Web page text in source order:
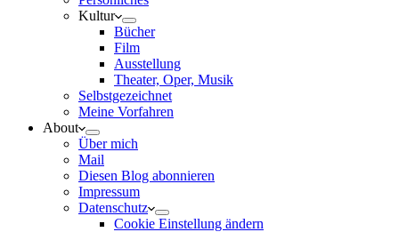
Kultur
Bücher
Film
Ausstellung
Theater, Oper, Musik
Selbstgezeichnet
Meine Vorfahren
About
Über mich
Mail
Diesen Blog abonnieren
Impressum
Datenschutz
Cookie Einstellung ändern